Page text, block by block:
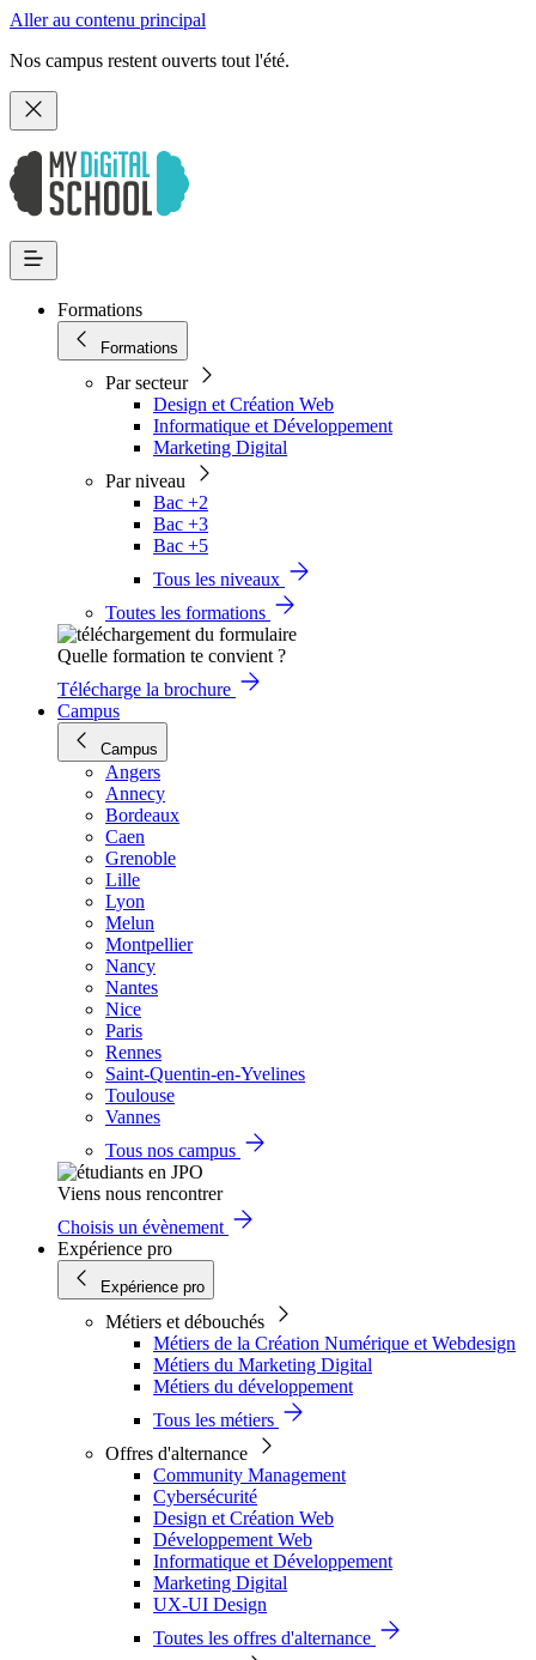
Aller au contenu principal
Nos campus restent ouverts tout l'été.
Formations
Formations
Par secteur
Design et Création Web
Informatique et Développement
Marketing Digital
Par niveau
Bac +2
Bac +3
Bac +5
Tous les niveaux
Toutes les formations
Quelle formation te convient ?
Télécharge la brochure
Campus
Campus
Angers
Annecy
Bordeaux
Caen
Grenoble
Lille
Lyon
Melun
Montpellier
Nancy
Nantes
Nice
Paris
Rennes
Saint-Quentin-en-Yvelines
Toulouse
Vannes
Tous nos campus
Viens nous rencontrer
Choisis un évènement
Expérience pro
Expérience pro
Métiers et débouchés
Métiers de la Création Numérique et Webdesign
Métiers du Marketing Digital
Métiers du développement
Tous les métiers
Offres d'alternance
Community Management
Cybersécurité
Design et Création Web
Développement Web
Informatique et Développement
Marketing Digital
UX-UI Design
Toutes les offres d'alternance